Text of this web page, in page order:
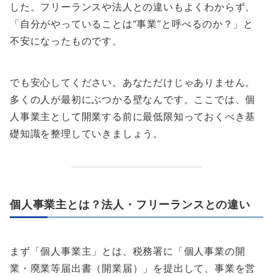
した。フリーランスや法人との違いもよくわからず、
「自分がやっていることは“事業”と呼べるのか？」と
不安になったものです。
でも安心してください。あなただけじゃありません。
多くの人が最初にぶつかる壁なんです。ここでは、個
人事業主として開業する前に最低限知っておくべき基
礎知識を整理していきましょう。
個人事業主とは？法人・フリーランスとの違い
まず「個人事業主」とは、税務署に「個人事業の開
業・廃業等届出書（開業届）」を提出して、事業を営